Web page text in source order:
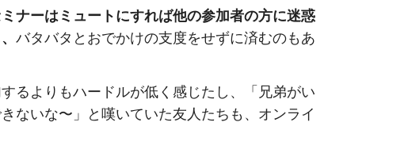
ナーはミュートにすれば他の参加者の方に迷惑
バタバタとおでかけの支度をせずに済むのもあ
るよりもハードルが低く感じたし、「兄弟がい
ないな〜」と嘆いていた友人たちも、オンライ